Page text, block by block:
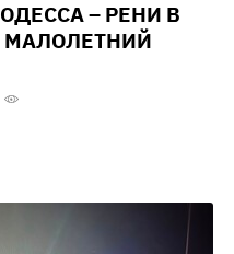
– РЕНИ В
МАЛОЛЕТНИЙ